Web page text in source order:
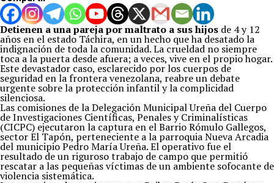
Detienen a una pareja por maltrato a sus hijos de 4 y 12
años en el estado Táchira, en un hecho que ha desatado la
indignación de toda la comunidad. La crueldad no siempre
toca a la puerta desde afuera; a veces, vive en el propio hogar.
Este devastador caso, esclarecido por los cuerpos de
seguridad en la frontera venezolana, reabre un debate
urgente sobre la protección infantil y la complicidad
silenciosa.
Las comisiones de la Delegación Municipal Ureña del Cuerpo
de Investigaciones Científicas, Penales y Criminalísticas
(CICPC) ejecutaron la captura en el Barrio Rómulo Gallegos,
sector El Tapón, perteneciente a la parroquia Nueva Arcadia
del municipio Pedro María Ureña. El operativo fue el
resultado de un riguroso trabajo de campo que permitió
rescatar a las pequeñas víctimas de un ambiente sofocante de
violencia sistemática.